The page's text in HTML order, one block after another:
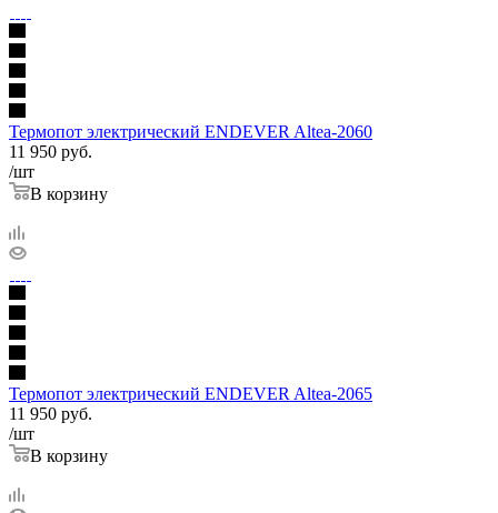
Термопот электрический ENDEVER Altea-2060
11 950 руб.
/шт
В корзину
Термопот электрический ENDEVER Altea-2065
11 950 руб.
/шт
В корзину